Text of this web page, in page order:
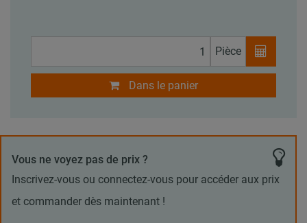
Pièce
Dans le panier
Vous ne voyez pas de prix ?
Inscrivez-vous ou connectez-vous pour accéder aux prix
et commander dès maintenant !